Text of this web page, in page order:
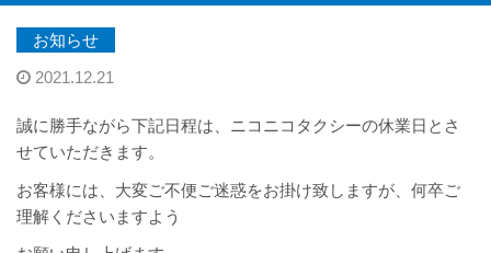
お知らせ
2021.12.21
誠に勝手ながら下記日程は、ニコニコタクシーの休業日とさ
せていただきます。
お客様には、大変ご不便ご迷惑をお掛け致しますが、何卒ご
理解くださいますよう